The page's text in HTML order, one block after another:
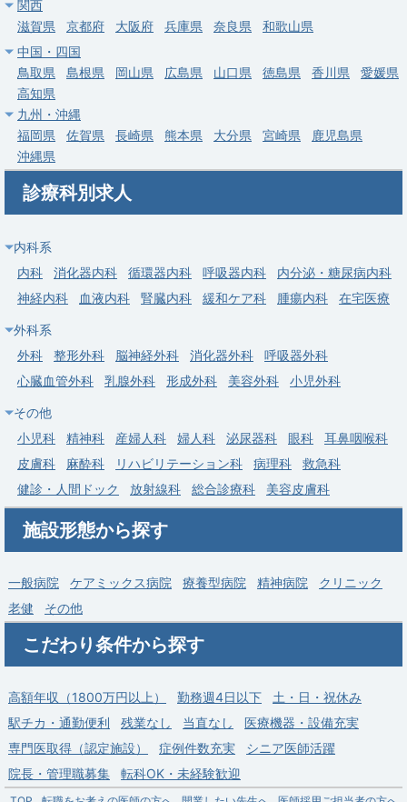
常勤
【松戸市】ICU管理専従／当直なし
求人病院名
募集科目
勤務地
常勤
求人病院名
募集科目 麻酔科
給与 年収 1,000万円 ～
関西
滋賀県
京都府 大阪府 兵庫県 奈良県
和歌山県
中国・四国
鳥取県
島根県 岡山県 広島県 山口県 徳島県 香川県
愛媛県
高知県
九州・沖縄
福岡県
佐賀県 長崎県 熊本県 大分県 宮崎県
鹿児島県
沖縄県
診療科別求人
内科系
内科
消化器内科 循環器内科 呼吸器内科
内分泌・糖尿病内科
神経内科
血液内科 腎臓内科 緩和ケア科 腫瘍内科 在宅医療
外科系
外科
整形外科 脳神経外科 消化器外科
呼吸器外科
心臓血管外科
乳腺外科 形成外科 美容外科 小児外科
その他
小児科
精神科 産婦人科 婦人科 泌尿器科 眼科
耳鼻咽喉科
皮膚科
麻酔科 リハビリテーション科 病理科
救急科
健診・人間ドック
放射線科 総合診療科 美容皮膚科
施設形態から探す
一般病院 ケアミックス病院 療養型病院 精神病院
クリニック
老健
その他
こだわり条件から探す
高額年収（1800万円以上） 勤務週4日以下
土・日・祝休み
駅チカ・通勤便利
残業なし 当直なし
医療機器・設備充実
専門医取得（認定施設）
症例件数充実
シニア医師活躍
院長・管理職募集
転科OK・未経験歓迎